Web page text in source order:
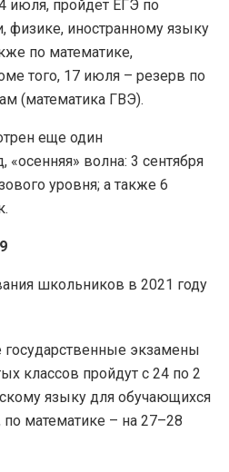
июля, пройдет ЕГЭ по
физике, иностранному языку
по математике,
того, 17 июля – резерв по
(математика ГВЭ).
еще один
волна: 3 сентября
уровня; а также 6
экзамены
классов пройдут с 24 по 2
языку для обучающихся
по математике – на 27–28